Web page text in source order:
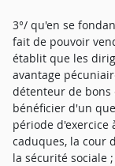
3°/ qu'en se
fait de pouvoir
établit que les
avantage
détenteur de bons
bénéficier d'un
période
caduques, la cour
la sécurité sociale ;